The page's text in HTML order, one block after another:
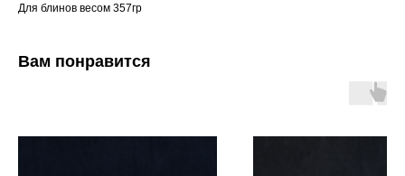
Для блинов весом 357гр
Вам понравится